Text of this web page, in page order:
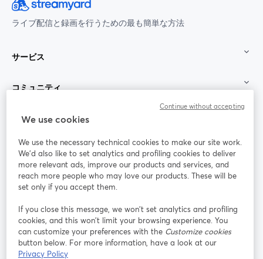
ライブ配信と録画を行うための最も簡単な方法
サービス
コミュニティ
StreamYard：
参加する
ライ
ンセ
ミナ
ー
Facebook
新しいタブで開く(Twitter)
YouTube
Instagram
新しいタブで開く
LinkedIn
新しいタブで開く
We use cookies
We use the necessary technical cookies to make our site work.
We'd also like to set analytics and profiling cookies to deliver
more relevant ads, improve our products and services, and
reach more people who may love our products. These will be
set only if you accept them.
If you close this message, we won’t set analytics and profiling
cookies, and this won’t limit your browsing experience. You
can customize your preferences with the Customize cookies
button below. For more information, have a look at our
Privacy Policy
Continue without accepting